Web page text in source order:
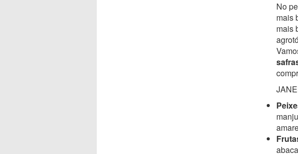
No
mais
mais